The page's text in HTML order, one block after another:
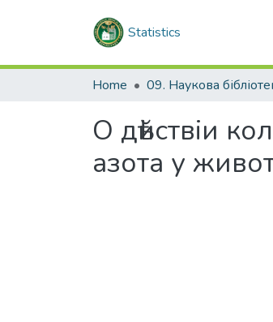
Statistics
Home 09. Наукова
О дѣйствіи
азота у